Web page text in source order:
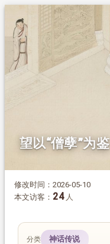
2.正文
2.1. 故事经过
2.2. 故事评析
望以“僧孽”为鉴
修改时间：2026-05-10
本文访客： 24人
分类 神话传说